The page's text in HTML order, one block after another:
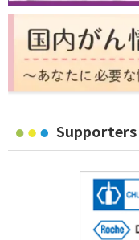
Supporters